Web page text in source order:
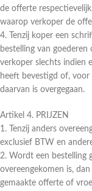
de offerte
waarop verkoper de
4. Tenzij koper een
bestelling van
verkoper slechts indien
heeft bevestigd of,
daarvan is overgegaan.
Artikel 4. PRIJZEN
1. Tenzij anders
exclusief BTW en
2. Wordt een bestelling
overeengekomen is,
gemaakte offerte of